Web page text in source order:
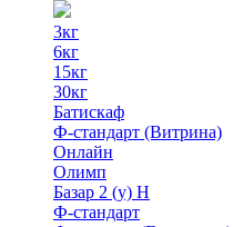
3кг
6кг
15кг
30кг
Батискаф
Ф-стандарт (Витрина)
Онлайн
Олимп
Базар 2 (у) Н
Ф-стандарт